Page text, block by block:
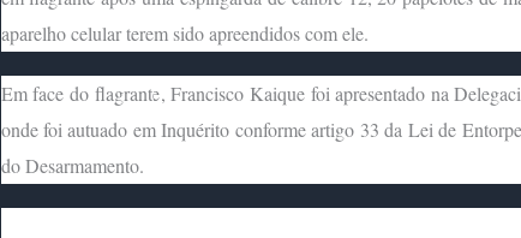
aparelho celular terem sido apreendidos com ele.
Em face do flagrante, Francisco Kaique foi apresentado na
onde foi autuado em Inquérito conforme artigo 33 da Lei de
do Desarmamento.